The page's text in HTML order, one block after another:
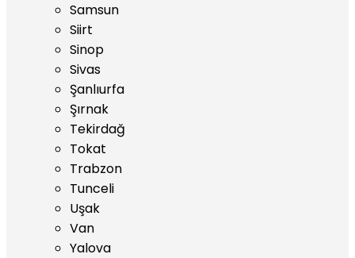
Samsun
Siirt
Sinop
Sivas
Şanlıurfa
Şırnak
Tekirdağ
Tokat
Trabzon
Tunceli
Uşak
Van
Yalova